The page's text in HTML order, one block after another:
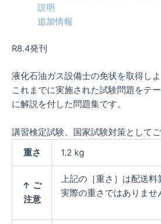
試
問
題
解
（2026
版）
個
説明
追加情報
R8.4発刊
液化石油ガス設備士の免状を取得し
これまでに実施された試験問題をテ
に解説を付した問題集です。
講習検定試験、国家試験対策として
重さ
1.2 kg
↑ ご
注意
上記の［重さ］は配送料
実際の重さではありませ